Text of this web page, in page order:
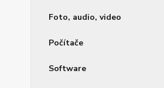
Foto, audio, video
Počítače
Software